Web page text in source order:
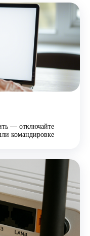
— отключайте
командировке